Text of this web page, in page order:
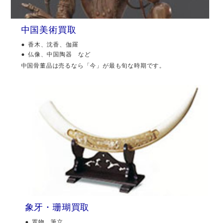
中国美術買取
香木、沈香、伽羅
仏像、中国陶器 など
中国骨董品は売るなら「今」が最も旬な時期です。
象牙・珊瑚買取